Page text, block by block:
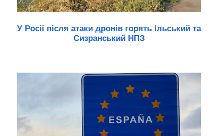
У Росії після атаки дронів горять Ільський та
Сизранський НПЗ